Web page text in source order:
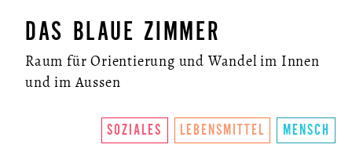
DAS BLAUE ZIMMER
Raum für Orientierung und Wandel im Innen
und im Aussen
SOZIALES LEBENSMITTEL MENSCH